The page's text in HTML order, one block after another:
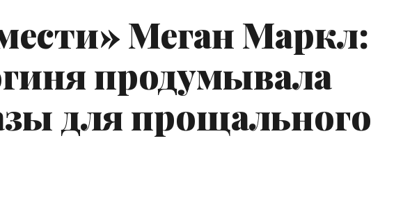
Меган Маркл:
продумывала
для прощального